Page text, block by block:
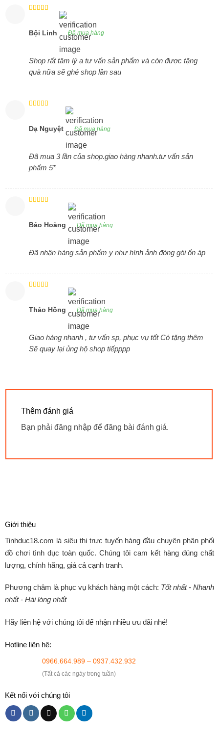
sao
Bội Linh Đã mua hàng
Shop rất tâm lý ạ tư vấn sản phẩm và còn được tặng
quà nữa sẽ ghé shop lần sau
sao
Dạ Nguyệt Đã mua hàng
Đã mua 3 lần của shop.giao hàng nhanh.tư vấn sản
phẩm 5*
sao
Bảo Hoàng Đã mua hàng
Đã nhận hàng sản phẩm y như hình ảnh đóng gói ổn áp
sao
Thảo Hồng Đã mua hàng
Giao hàng nhanh , tư vấn sp, phục vụ tốt Có tặng thêm
Sẽ quay lại ủng hộ shop tiếpppp
Thêm đánh giá
Bạn phải đăng nhập để đăng bài đánh giá.
Giới thiệu
Tinhduc18.com là siêu thị trực tuyến hàng đầu chuyên phân phối
đồ chơi tình dục toàn quốc. Chúng tôi cam kết hàng đúng chất
lượng, chính hãng, giá cả cạnh tranh.
Phương châm là phục vụ khách hàng một cách: Tốt nhất - Nhanh
nhất - Hài lòng nhất
Hãy liên hệ với chúng tôi để nhận nhiều ưu đãi nhé!
Hotline liên hệ:
0966.664.989 – 0937.432.932
(Tất cả các ngày trong tuần)
Kết nối với chúng tôi